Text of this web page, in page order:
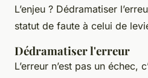
L’enjeu ? Dédramatiser
statut de faute à celui de
Dédramatiser l'erreur
L’erreur n’est pas un échec,